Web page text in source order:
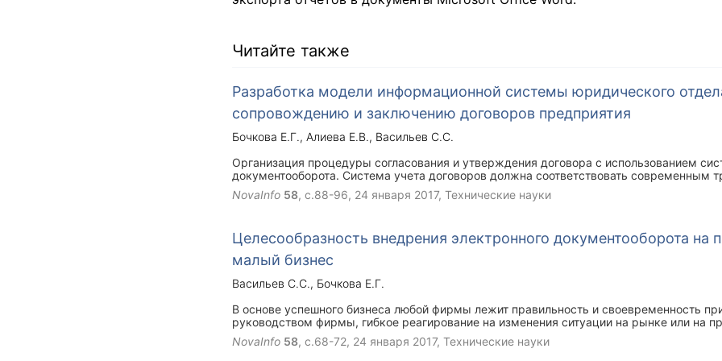
Читайте также
Разработка модели информационной системы юридического
сопровождению и заключению договоров предприятия
Бочкова Е.Г. Алиева Е.В.
Васильев С.С.
Организация процедуры согласования и утверждения договора с использованием
документооборота. Система учета договоров должна соответствовать современным
предъявляемым к ИС и поднимать уровень эффективности деятельности
соответствовать задачам, стоящим перед руководством и сотрудниками и облегчать
создания договора и сопутствующих документов, минимизации потери и
NovaInfo 58, с.88-96, 24 января 2017, Технические науки
Целесообразность внедрения электронного документооборота на
малый бизнес
Васильев С.С.
Бочкова Е.Г.
В основе успешного бизнеса любой фирмы лежит правильность и своевременность
руководством фирмы, гибкое реагирование на изменения ситуации на рынке или на
Постоянный рост объемов информации, необходимой для принятия управленческих
тому, что приходится получать, обрабатывать и хранить документы в большем
NovaInfo 58, с.68-72, 24 января 2017, Технические науки